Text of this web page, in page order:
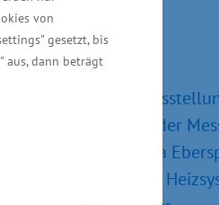
von
gesetzt, bis
aus, dann beträgt
die
Stralsund wird auf der
Segel. Die Firma
maßgeschneiderte